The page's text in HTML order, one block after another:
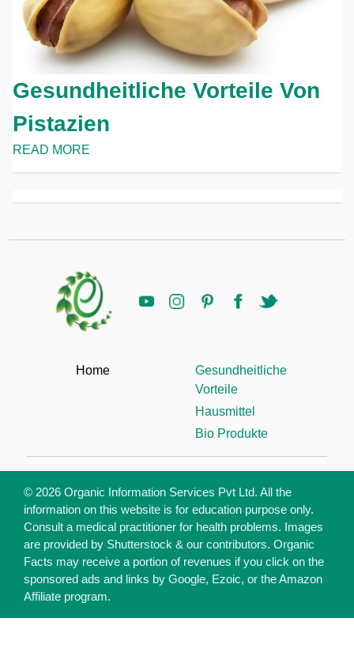
Gesundheitliche Vorteile Von
Pistazien
READ MORE
Home
Gesundheitliche
Vorteile
Hausmittel
Bio Produkte
© 2026 Organic Information Services Pvt Ltd. All the
information on this website is for education purpose only.
Consult a medical practitioner for health problems. Images
are provided by Shutterstock & our contributors. Organic
Facts may receive a portion of revenues if you click on the
sponsored ads and links by Google, Ezoic, or the Amazon
Affiliate program.